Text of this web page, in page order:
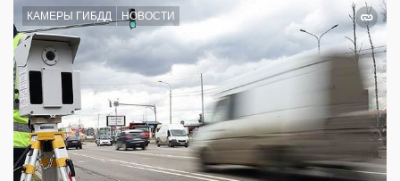
КАМЕРЫ ГИБДД НОВОСТИ